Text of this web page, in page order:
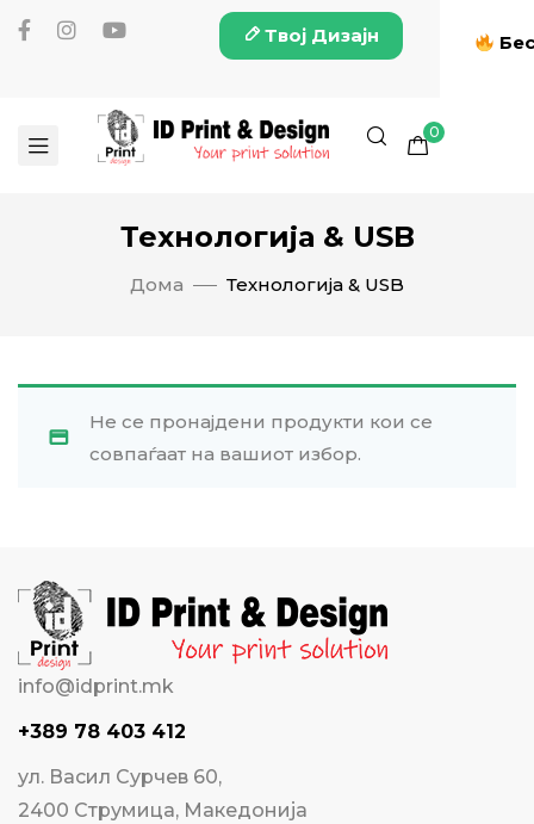
Твој Дизајн
0
Технологија & USB
Дома Технологија & USB
Не се пронајдени продукти кои се
совпаѓаат на вашиот избор.
info@idprint.mk
+389 78 403 412
ул. Васил Сурчев 60,
2400 Струмица, Македонија